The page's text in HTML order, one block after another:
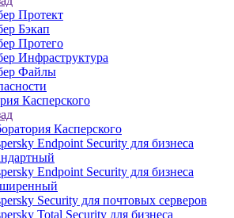
Протект
Бэкап
Протего
Инфраструктура
Файлы
Касперского
Касперского
Endpoint Security для бизнеса
Endpoint Security для бизнеса
Security для почтовых серверов
Total Security для бизнеса